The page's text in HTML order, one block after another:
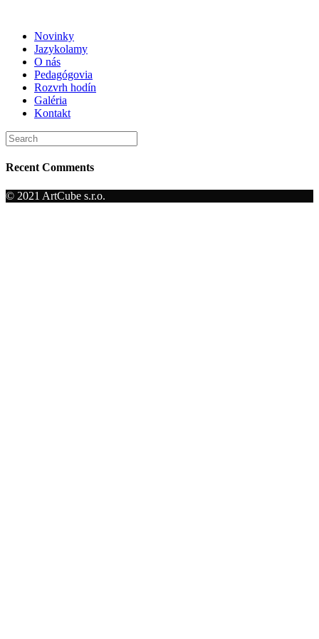
contentNovinky
Jazykolamy
O nás
Pedagógovia
Rozvrh hodín
Galéria
Kontakt
Search
for:
Recent Comments
© 2021 ArtCube s.r.o.